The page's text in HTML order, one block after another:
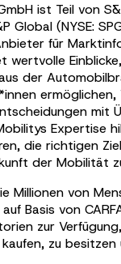
ist Teil von
Global (NYSE:
für
wertvolle
der
ermöglichen,
mit
Expertise
die richtigen
der Mobilität
Millionen von
Basis von
zur
zu besitzen